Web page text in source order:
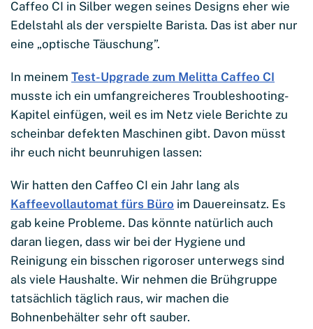
Caffeo CI in Silber wegen seines Designs eher wie
Edelstahl als der verspielte Barista. Das ist aber nur
eine „optische Täuschung”.
In meinem Test-Upgrade zum Melitta Caffeo CI
musste ich ein umfangreicheres Troubleshooting-
Kapitel einfügen, weil es im Netz viele Berichte zu
scheinbar defekten Maschinen gibt. Davon müsst
ihr euch nicht beunruhigen lassen:
Wir hatten den Caffeo CI ein Jahr lang als
Kaffeevollautomat fürs Büro im Dauereinsatz. Es
gab keine Probleme. Das könnte natürlich auch
daran liegen, dass wir bei der Hygiene und
Reinigung ein bisschen rigoroser unterwegs sind
als viele Haushalte. Wir nehmen die Brühgruppe
tatsächlich täglich raus, wir machen die
Bohnenbehälter sehr oft sauber.